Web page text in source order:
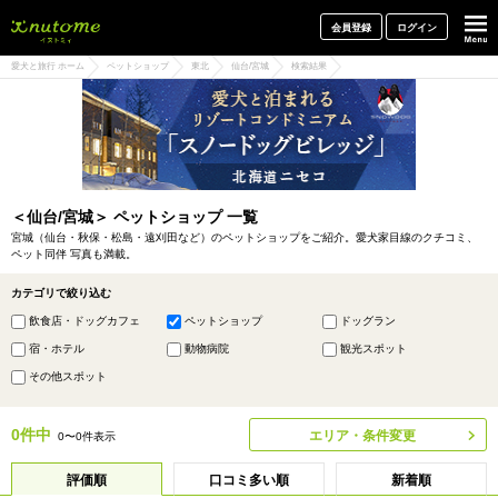
会員登録 ログイン
愛犬と旅行 ホーム ペットショップ 東北 仙台/宮城 検索結果
＜仙台/宮城＞ ペットショップ 一覧
宮城（仙台・秋保・松島・遠刈田など）のペットショップをご紹介。愛犬家目線のクチコミ、
ペット同伴 写真も満載。
カテゴリで絞り込む
飲食店・ドッグカフェ ペットショップ ドッグラン
宿・ホテル 動物病院 観光スポット
その他スポット
0件中 0〜0件表示 エリア・条件変更
評価順 口コミ多い順 新着順